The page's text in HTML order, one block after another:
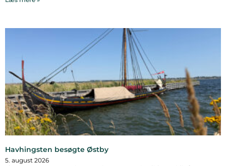
Havhingsten besøgte Østby
5. august 2026